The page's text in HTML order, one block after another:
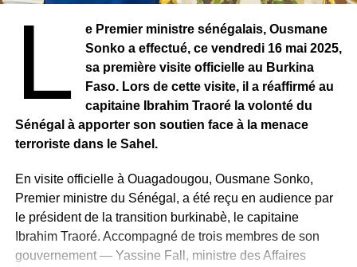
Une vision républicaine revendiquée
La Nouvelle Responsabilité(NR) rappelle son
attachement à son crédo « JAMM AK NJARIN » (paix et
prospérité partagée) et insiste sur sa conception du
dialogue national comme« un instrument républicain de
pacification, de renforcement de la démocratie et de
L
e Premier ministre sénégalais, Ousmane
Sonko a effectué, ce vendredi 16 mai 2025,
sa première visite officielle au Burkina
Faso. Lors de cette visite, il a réaffirmé au
capitaine Ibrahim Traoré la volonté du
Sénégal à apporter son soutien face à la menace
terroriste dans le Sahel.
En visite officielle à Ouagadougou, Ousmane Sonko,
Premier ministre du Sénégal, a été reçu en audience par
le président de la transition burkinabè, le capitaine
Ibrahim Traoré. Accompagné de trois membres de son
gouvernement — Yassine Fall, ministre des Affaires